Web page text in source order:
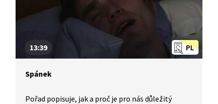
PL
13:39
Spánek
Pořad popisuje, jak a proč je pro nás důležitý